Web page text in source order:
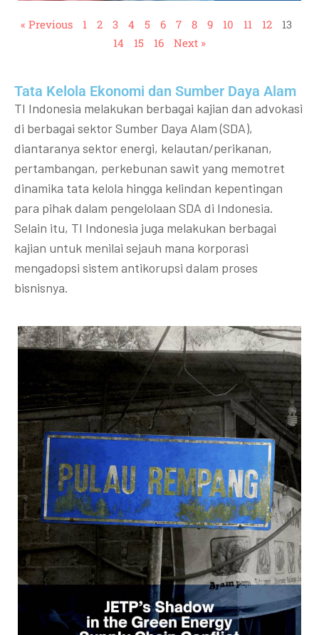
« Previous 1 2 3 4 5 6 7 8 9 10 11 12
13
14
15 16 Next »
Tata Kelola Ekonomi dan Sumber Daya Alam
TI Indonesia melakukan berbagai kajian dan advokasi
di berbagai sektor Sumber Daya Alam (SDA),
diantaranya sektor energi, kelautan/perikanan,
pertambangan, perkebunan sawit yang memotret
dinamika tata kelola hingga kelindan kepentingan
para pihak dalam pengelolaan SDA di Indonesia.
Selain itu, TI Indonesia juga melakukan berbagai
kajian untuk menilai sejauh mana korporasi
mengadopsi sistem antikorupsi dalam proses
bisnisnya.